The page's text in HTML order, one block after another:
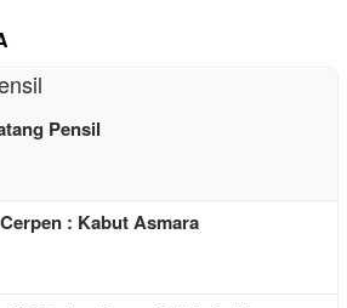
Pensil
: Kabut Asmara